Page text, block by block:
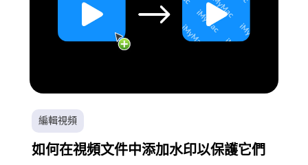
編輯視頻
如何在視頻文件中添加水印以保護它們